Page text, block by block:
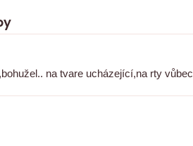
na tvare ucházející,na rty vůbec